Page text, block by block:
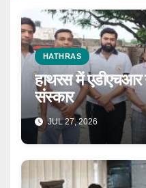
HATHRAS
हाथरस में एडीएचआर
संस्कार
JUL 27, 2026